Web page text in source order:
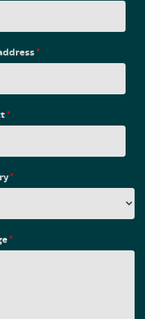
*
*
*
*